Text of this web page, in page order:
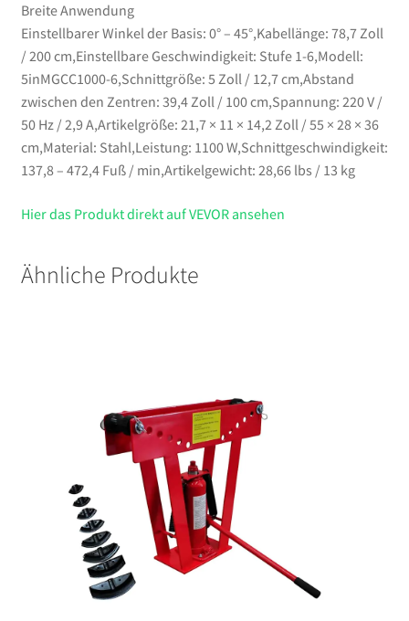
Breite Anwendung
Einstellbarer Winkel der Basis: 0° – 45°,Kabellänge: 78,7 Zoll
/ 200 cm,Einstellbare Geschwindigkeit: Stufe 1-6,Modell:
5inMGCC1000-6,Schnittgröße: 5 Zoll / 12,7 cm,Abstand
zwischen den Zentren: 39,4 Zoll / 100 cm,Spannung: 220 V /
50 Hz / 2,9 A,Artikelgröße: 21,7 × 11 × 14,2 Zoll / 55 × 28 × 36
cm,Material: Stahl,Leistung: 1100 W,Schnittgeschwindigkeit:
137,8 – 472,4 Fuß / min,Artikelgewicht: 28,66 lbs / 13 kg
Hier das Produkt direkt auf VEVOR ansehen
Ähnliche Produkte